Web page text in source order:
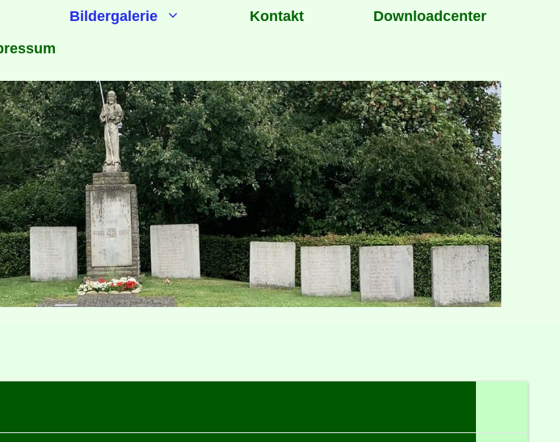
Bildergalerie Kontakt
Downloadcenter